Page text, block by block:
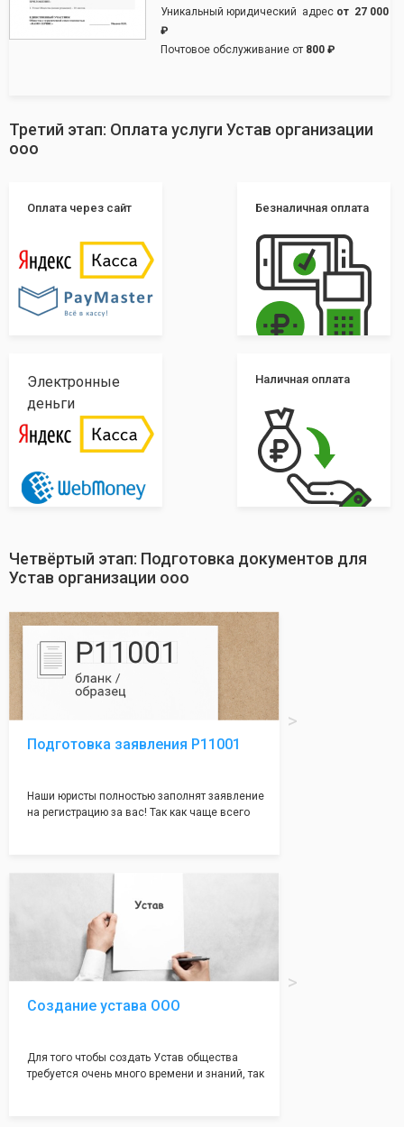
Уникальный юридический адрес от 27 000
₽
Почтовое обслуживание от 800 ₽
Третий этап: Оплата услуги Устав организации
ооо
Оплата через сайт Безналичная оплата
Электронные
деньги
Наличная оплата
Четвёртый этап: Подготовка документов для
Устав организации ооо
Подготовка заявления Р11001
Наши юристы полностью заполнят заявление
на регистрацию за вас! Так как чаще всего
большая часть отказов - наши юристы с
оформление самого сложного документа на
себя! Многолетний опыт работы наших
юристов позволяет оформлять заявление без
ошибок, тем самым гарантируя вам
успешную регистрацию в налоговой
Создание устава ООО
Для того чтобы создать Устав общества
требуется очень много времени и знаний, так